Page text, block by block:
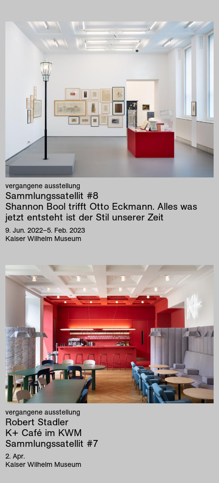
vergangene ausstellung
Sammlungssatellit #8
Shannon Bool trifft Otto Eckmann. Alles was
jetzt entsteht ist der Stil unserer Zeit
9.Jun.2022–5. Feb.2023
Kaiser Wilhelm Museum
vergangene ausstellung
Robert Stadler
K+ Café im KWM
Sammlungssatellit #7
2.Apr.
Kaiser Wilhelm Museum